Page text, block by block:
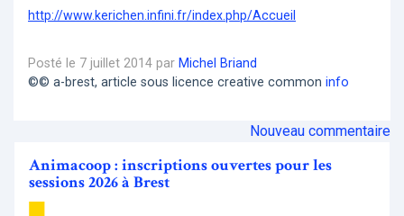
http://www.kerichen.infini.fr/index.php/Accueil
Posté le 7 juillet 2014 par Michel Briand
©© a-brest, article sous licence creative common info
Nouveau commentaire
Animacoop : inscriptions ouvertes pour les
sessions 2026 à Brest